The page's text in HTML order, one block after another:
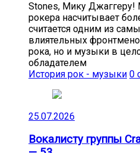
Stones, Мику Джаггеру!
рокера насчитывает
считается одним из
влиятельных
рока, но и музыки в
обладателем
История рок - музыки 0
25.07.2026
Вокалисту группы